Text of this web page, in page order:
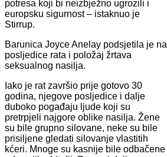
potresa koji bi neizbježno ugrozili i
europsku sigurnost – istaknuo je
Stirrup.
Barunica Joyce Anelay podsjetila je na
posljedice rata i položaj žrtava
seksualnog nasilja.
Iako je rat završio prije gotovo 30
godina, njegove posljedice i dalje
duboko pogađaju ljude koji su
pretrpjeli najgore oblike nasilja. Žene
su bile grupno silovane, neke su bile
prisiljene gledati silovanje vlastitih
kćeri. Mnoge su kasnije bile odbačene